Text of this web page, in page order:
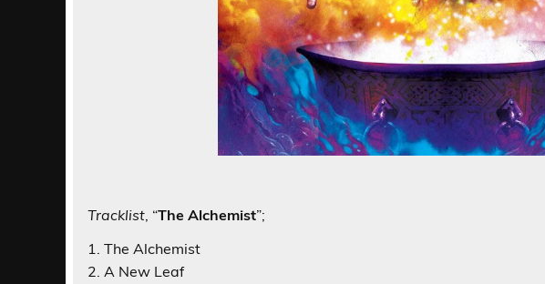
Tracklist, “The Alchemist”;
1. The Alchemist
2. A New Leaf